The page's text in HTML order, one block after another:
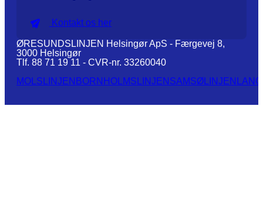
Kontakt os her
ØRESUNDSLINJEN Helsingør ApS - Færgevej 8,
3000 Helsingør
Tlf. 88 71 19 11 - CVR-nr. 33260040
MOLSLINJEN BORNHOLMSLINJEN SAMSØLINJEN